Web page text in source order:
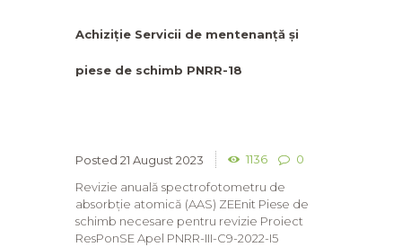
Achiziție Servicii de mentenanță și
piese de schimb PNRR-18
21 August 2023 1136
0
Revizie anuală spectrofotometru de
absorbție atomică (AAS) ZEEnit Piese de
schimb necesare pentru revizie Proiect
ResPonSE Apel PNRR-III-C9-2022-I5